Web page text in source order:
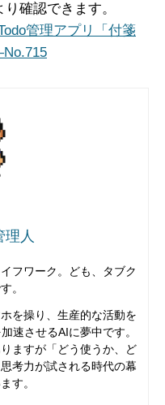
確認できます。
管理アプリ「付箋
理人
フワーク。ども、タブク
。
を操り、生産的な活動を
速させるAIに夢中です。
ますが「どう使うか、ど
考力が試される時代の幕
す。